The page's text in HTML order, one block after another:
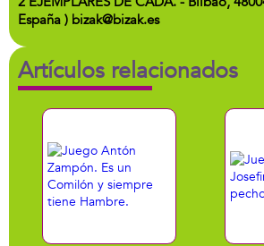
España ) bizak@bizak.es
Artículos relacionados